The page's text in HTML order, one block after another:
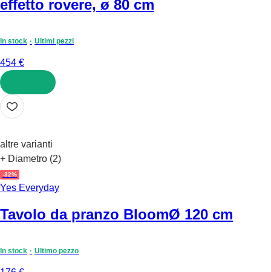
effetto rovere, ø 80 cm
In stock Ultimi pezzi
454 €
AGGIUNGI
altre varianti
+ Diametro (2)
-32%
Yes Everyday
Tavolo da pranzo BloomØ 120 cm
In stock Ultimo pezzo